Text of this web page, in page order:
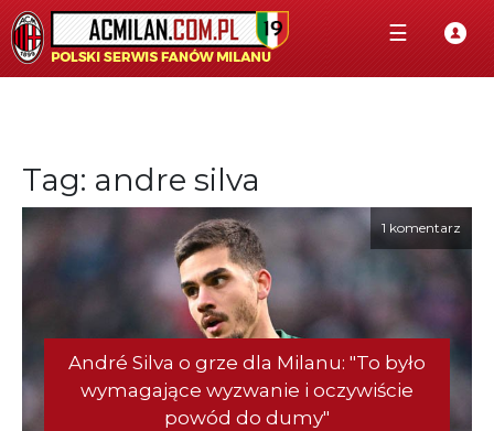
☰
Tag: andre silva
1 komentarz
André Silva o grze dla Milanu: "To było
wymagające wyzwanie i oczywiście
powód do dumy"